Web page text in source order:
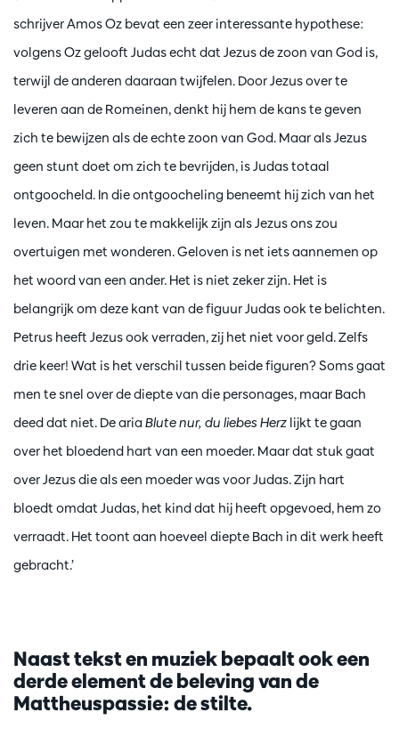
schrijver Amos Oz bevat een zeer interessante hypothese:
volgens Oz gelooft Judas echt dat Jezus de zoon van God is,
terwijl de anderen daaraan twijfelen. Door Jezus over te
leveren aan de Romeinen, denkt hij hem de kans te geven
zich te bewijzen als de echte zoon van God. Maar als Jezus
geen stunt doet om zich te bevrijden, is Judas totaal
ontgoocheld. In die ontgoocheling beneemt hij zich van het
leven. Maar het zou te makkelijk zijn als Jezus ons zou
overtuigen met wonderen. Geloven is net iets aannemen op
het woord van een ander. Het is niet zeker zijn. Het is
belangrijk om deze kant van de figuur Judas ook te belichten.
Petrus heeft Jezus ook verraden, zij het niet voor geld. Zelfs
drie keer! Wat is het verschil tussen beide figuren? Soms gaat
men te snel over de diepte van die personages, maar Bach
deed dat niet. De ariaBlute nur, du liebes Herz lijkt te gaan
over het bloedend hart van een moeder. Maar dat stuk gaat
over Jezus die als een moeder was voor Judas. Zijn hart
bloedt omdat Judas, het kind dat hij heeft opgevoed, hem zo
verraadt. Het toont aan hoeveel diepte Bach in dit werk heeft
gebracht.’
Naast tekst en muziek bepaalt ook een
derde element de beleving van de
Mattheuspassie: de stilte.